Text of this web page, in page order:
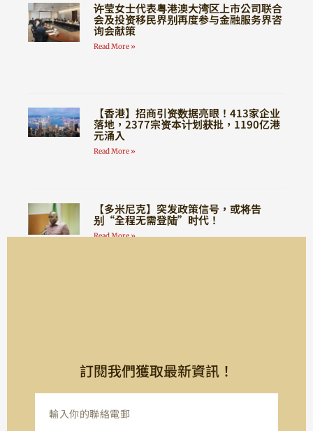
许莹女士代表粤港澳大湾区上市公司联合
会及投资移民界别再度参与金融服务界咨
询会献策
Read More »
【香港】招商引资数据亮眼！413家企业
落地，2377宗资本计划获批，1190亿港
元涌入
Read More »
【多米尼克】突发政策信号，或将告
别“全程无需登陆”时代！
Read More »
訂閱我們獲取最新資訊！